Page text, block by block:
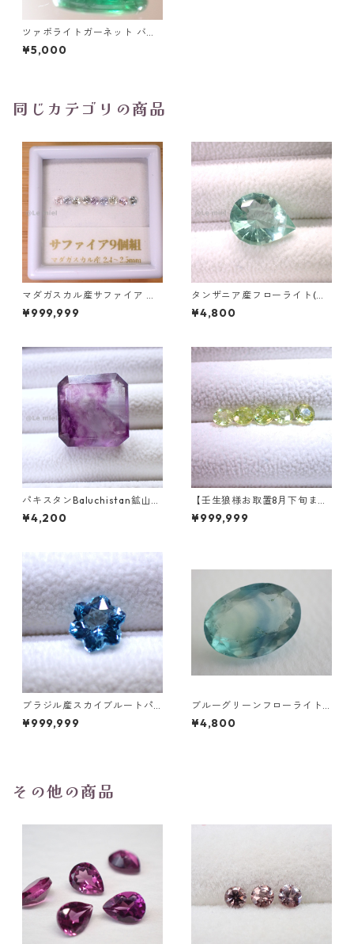
ツァボライトガーネット バフ
トップオーバルカットルース
1.44ct 7.9mm*5.5mm*4.0m
¥5,000
同じカテゴリの商品
マダガスカル産サファイア ル
ース 9個組 2.4～2.5mm
¥999,999
タンザニア産フローライト(蛍
光) ペアシェイプカットルース
5.46ct 13.8mm*10.8mm*7.0
¥4,800
パキスタンBaluchistan鉱山産
フローライト スクエアカット
ルース 34.4ct 20 x 19.6 x 11
¥4,200
【壬生狼様お取置8月下旬ま
で】マダガスカル産スフェー
ン ラウンドカットルース 0.45
¥999,999
ブラジル産スカイブルートパ
ーズ スノーフレークカットル
ース 1.5ct 7.0mm*7.0mm*4.
¥999,999
ブルーグリーンフローライト
オーバルカットルース 10.2ct
15.4mm*11.1mm*8.0mm
¥4,800
その他の商品